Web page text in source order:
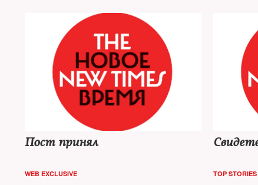
Пост принял
WEB EXCLUSIVE TOP STORIES